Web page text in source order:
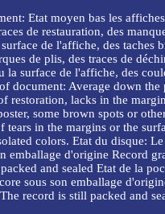
Etat moyen bas les
de restauration, des
de l'affiche, des taches
de plis, des traces de
la surface de l'affiche, des
document: Average down the
restoration, lacks in the
some brown spots or
tears in the margins or the
colors. Etat du disque:
emballage d'origine Record
and sealed Etat de la
sous son emballage
record is still packed and